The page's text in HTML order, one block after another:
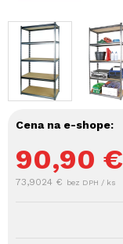
Cena na e-shope:
90,90 €
73,9024 € bez DPH / ks